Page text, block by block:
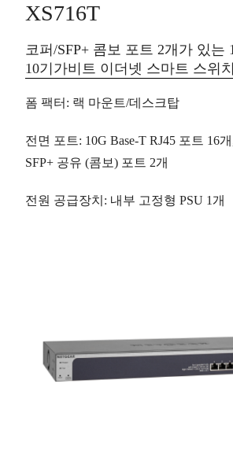
XS716T
코퍼/SFP+ 콤보 포트 2개가 있는
10기가비트 이더넷 스마트 스위치
폼 팩터 : 랙 마운트/데스크탑
전면 포트: 10G Base-T RJ45 포트 16개
SFP+ 공유 (콤보) 포트 2개
전원 공급장치 : 내부 고정형 PSU 1개